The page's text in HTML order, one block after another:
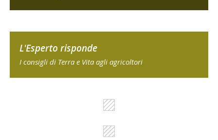
L'Esperto risponde
I consigli di Terra e Vita agli agricoltori